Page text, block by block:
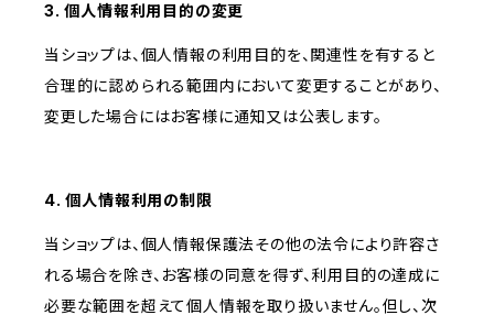
3. 個人情報利用目的の変更
当ショップは、個人情報の利用目的を、関連性を有すると
合理的に認められる範囲内において変更することがあり、
変更した場合にはお客様に通知又は公表します。
4. 個人情報利用の制限
当ショップは、個人情報保護法その他の法令により許容さ
れる場合を除き、お客様の同意を得ず、利用目的の達成に
必要な範囲を超えて個人情報を取り扱いません。但し、次